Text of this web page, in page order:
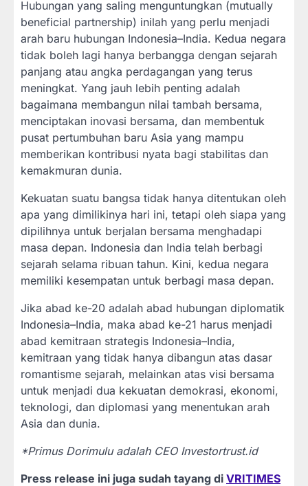
Hubungan yang saling menguntungkan (mutually
beneficial partnership) inilah yang perlu menjadi
arah baru hubungan Indonesia–India. Kedua negara
tidak boleh lagi hanya berbangga dengan sejarah
panjang atau angka perdagangan yang terus
meningkat. Yang jauh lebih penting adalah
bagaimana membangun nilai tambah bersama,
menciptakan inovasi bersama, dan membentuk
pusat pertumbuhan baru Asia yang mampu
memberikan kontribusi nyata bagi stabilitas dan
kemakmuran dunia.
Kekuatan suatu bangsa tidak hanya ditentukan oleh
apa yang dimilikinya hari ini, tetapi oleh siapa yang
dipilihnya untuk berjalan bersama menghadapi
masa depan. Indonesia dan India telah berbagi
sejarah selama ribuan tahun. Kini, kedua negara
memiliki kesempatan untuk berbagi masa depan.
Jika abad ke-20 adalah abad hubungan diplomatik
Indonesia–India, maka abad ke-21 harus menjadi
abad kemitraan strategis Indonesia–India,
kemitraan yang tidak hanya dibangun atas dasar
romantisme sejarah, melainkan atas visi bersama
untuk menjadi dua kekuatan demokrasi, ekonomi,
teknologi, dan diplomasi yang menentukan arah
Asia dan dunia.
*Primus Dorimulu adalah CEO Investortrust.id
Press release ini juga sudah tayang di VRITIMES